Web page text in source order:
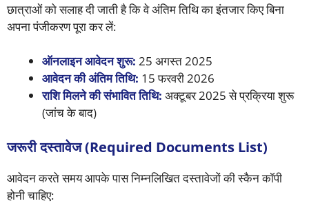
छात्राओं को सलाह दी जाती है कि वे अंतिम तिथि का इंतजार किए बिना
अपना पंजीकरण पूरा कर लें:
ऑनलाइन आवेदन शुरू: 25 अगस्त 2025
आवेदन की अंतिम तिथि: 15 फरवरी 2026
राशि मिलने की संभावित तिथि: अक्टूबर 2025 से प्रक्रिया शुरू
(जांच के बाद)
जरूरी दस्तावेज (Required Documents List)
आवेदन करते समय आपके पास निम्नलिखित दस्तावेजों की स्कैन कॉपी
होनी चाहिए: